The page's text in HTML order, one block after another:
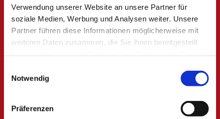
Verwendung unserer Website an unsere Partner für
soziale Medien, Werbung und Analysen weiter. Unsere
Partner führen diese Informationen möglicherweise mit
weiteren Daten zusammen, die Sie ihnen bereitgestellt
Notwendig
Präferenzen